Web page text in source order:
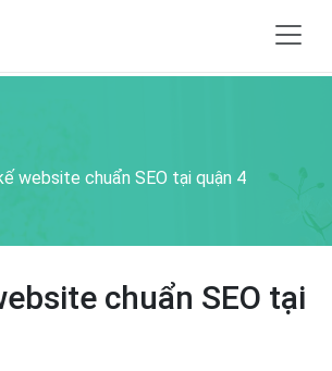
website chuẩn SEO tại quận 4
chuẩn SEO tại